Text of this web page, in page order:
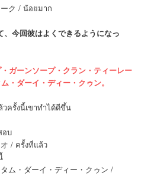
ク / น้อยมาก
、今回彼はよくできるようになっ
ガーンソープ・クラン・ティーレー
・ダーイ・ディー・クゥン。
วครั้งนี้เขาทำได้ดีขึ้น
อบ
/ ครั้งที่แล้ว
ム・ダーイ・ディー・クゥン /